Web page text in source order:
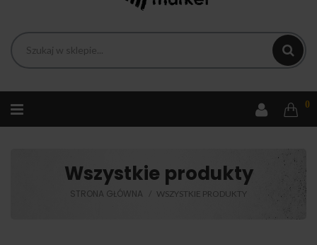
0
Wszystkie produkty
STRONA GŁÓWNA WSZYSTKIE PRODUKTY